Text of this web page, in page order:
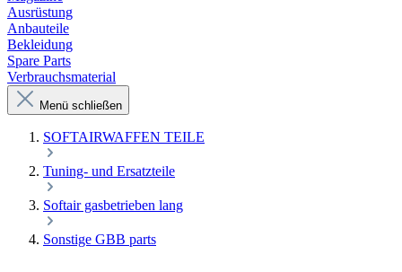
Ausrüstung
Anbauteile
Bekleidung
Spare Parts
Verbrauchsmaterial
Menü schließen
SOFTAIRWAFFEN TEILE
Tuning- und Ersatzteile
Softair gasbetrieben lang
Sonstige GBB parts